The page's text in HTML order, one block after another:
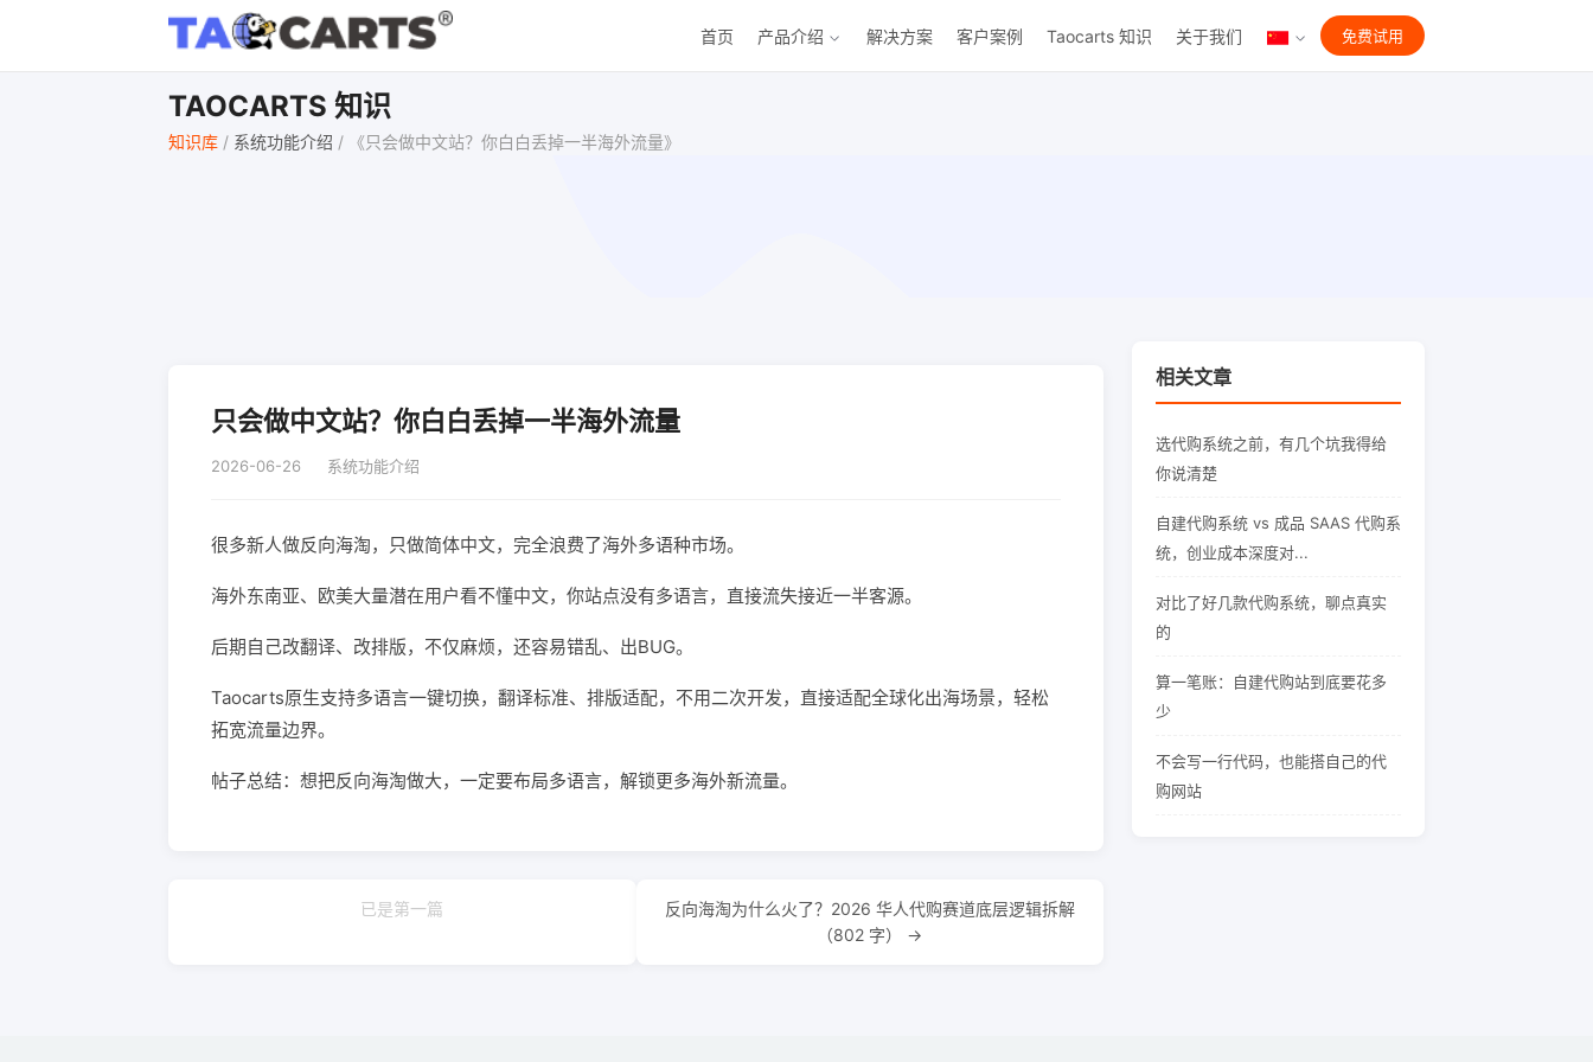
首页 产品介绍 解决方案 客户案例 Taocarts 知识 关于我们 免费试用
TAOCARTS 知识
知识库 / 系统功能介绍 / 《只会做中文站？你白白丢掉一半海外流量》
只会做中文站？你白白丢掉一半海外流量
2026-06-26 系统功能介绍
很多新人做反向海淘，只做简体中文，完全浪费了海外多语种市场。
海外东南亚、欧美大量潜在用户看不懂中文，你站点没有多语言，直接流失接近一半客源。
后期自己改翻译、改排版，不仅麻烦，还容易错乱、出BUG。
Taocarts原生支持多语言一键切换，翻译标准、排版适配，不用二次开发，直接适配全球化出海场景，轻松
拓宽流量边界。
帖子总结：想把反向海淘做大，一定要布局多语言，解锁更多海外新流量。
已是第一篇
反向海淘为什么火了？2026 华人代购赛道底层逻辑拆解
（802 字） →
相关文章
选代购系统之前，有几个坑我得给
你说清楚
自建代购系统 vs 成品 SAAS 代购系
统，创业成本深度对...
对比了好几款代购系统，聊点真实
的
算一笔账：自建代购站到底要花多
少
不会写一行代码，也能搭自己的代
购网站